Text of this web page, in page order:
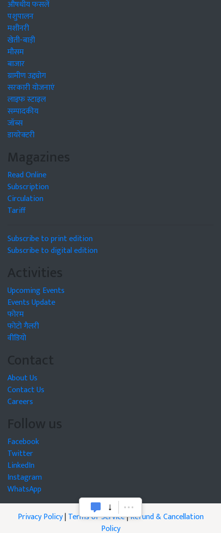
औषधीय फसलें
पशुपालन
मशीनरी
खेती-बाड़ी
मौसम
बाजार
ग्रामीण उद्द्योग
सरकारी योजनाएं
लाइफ स्टाइल
सम्पादकीय
जॉब्स
डायरेक्टरी
Magazines
Read Online
Subscription
Circulation
Tariff
Subscribe to print edition
Subscribe to digital edition
Activities
Upcoming Events
Events Update
फोरम
फोटो गैलरी
वीडियो
Contact
About Us
Contact Us
Careers
Follow us
Facebook
Twitter
LinkedIn
Instagram
WhatsApp
Privacy Policy|Terms of Service|Refund & Cancellation
Policy